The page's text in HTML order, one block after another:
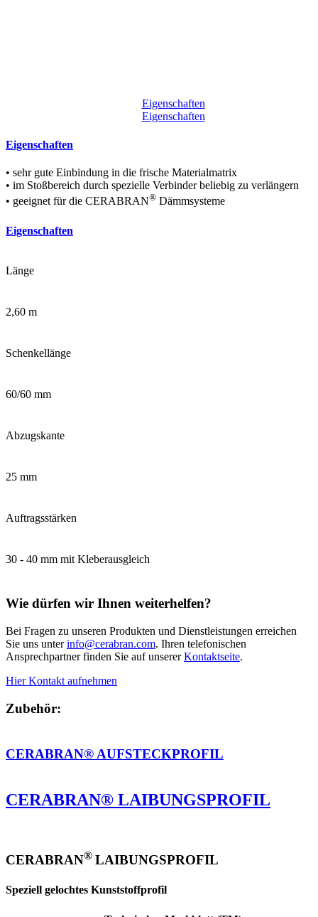
Eigenschaften
Eigenschaften
Eigenschaften
• sehr gute Einbindung in die frische Materialmatrix
• im Stoßbereich durch spezielle Verbinder beliebig zu verlängern
• geeignet für die CERABRAN® Dämmsysteme
Eigenschaften
Länge
2,60 m
Schenkellänge
60/60 mm
Abzugskante
25 mm
Auftragsstärken
30 - 40 mm mit Kleberausgleich
Wie dürfen wir Ihnen weiterhelfen?
Bei Fragen zu unseren Produkten und Dienstleistungen erreichen
Sie uns unterinfo@cerabran.com. Ihren telefonischen
Ansprechpartner finden Sie auf unsererKontaktseite.
Hier Kontakt aufnehmen
Zubehör:
CERABRAN® AUFSTECKPROFIL
CERABRAN® LAIBUNGSPROFIL
CERABRAN® LAIBUNGSPROFIL
Speziell gelochtes Kunststoffprofil